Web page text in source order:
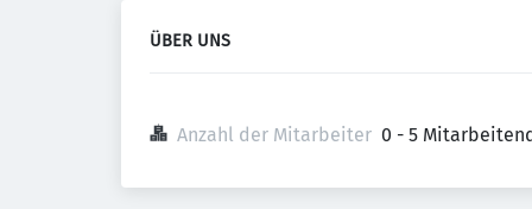
ÜBER UNS
Anzahl der Mitarbeiter 0 - 5